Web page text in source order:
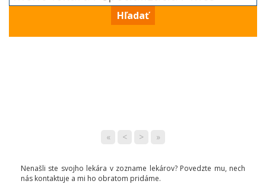
Hľadať
« < > »
Nenašli ste svojho lekára v zozname lekárov? Povedzte mu, nech
nás kontaktuje a mi ho obratom pridáme.